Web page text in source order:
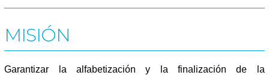
MISIÓN
Garantizar la alfabetización y la finalización de la